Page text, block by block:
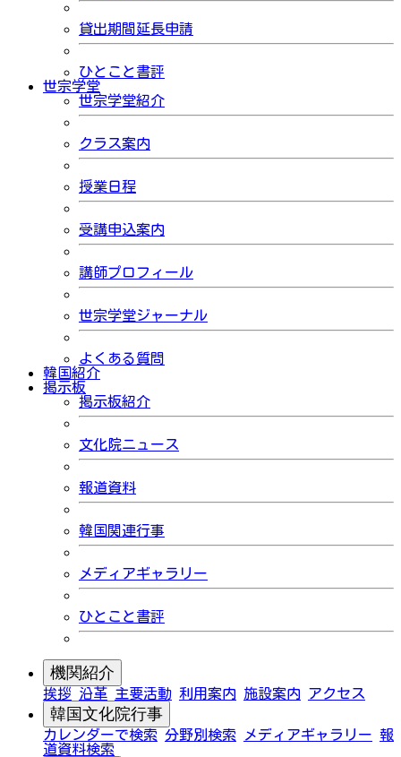
貸出期間延長申請
ひとこと書評
世宗学堂
世宗学堂紹介
クラス案内
授業日程
受講申込案内
講師プロフィール
世宗学堂ジャーナル
よくある質問
韓国紹介
掲示板
掲示板紹介
文化院ニュース
報道資料
韓国関連行事
メディアギャラリー
ひとこと書評
機関紹介
挨拶 沿革 主要活動 利用案内 施設案内 アクセス
韓国文化院行事
カレンダーで検索 分野別検索 メディアギャラリー 報
道資料検索